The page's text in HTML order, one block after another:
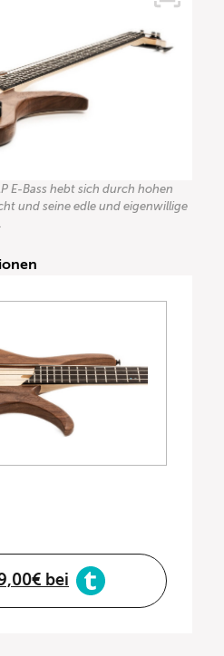
E-Bass hebt sich durch hohen
und seine edle und eigenwillige
bei